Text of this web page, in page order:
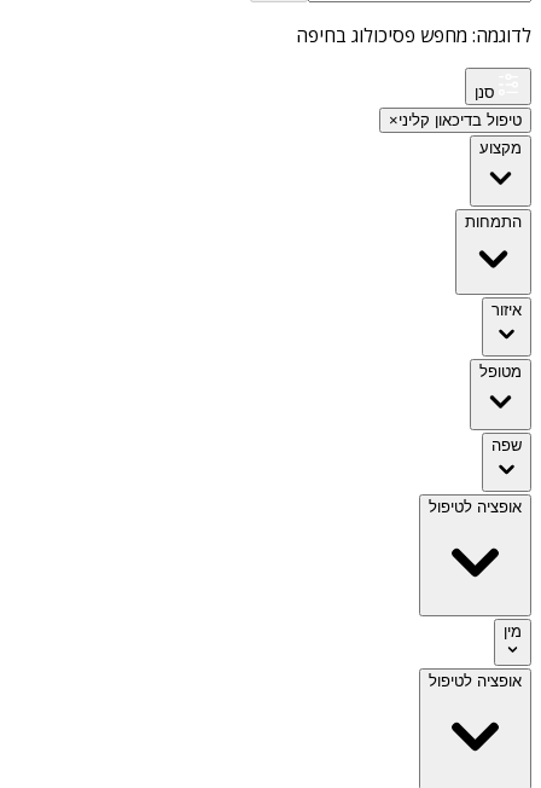
לדוגמה: מחפש פסיכולוג בחיפה
סנן
טיפול בדיכאון קליני×
מקצוע
התמחות
איזור
מטופל
שפה
אופציה לטיפול
מין
אופציה לטיפול